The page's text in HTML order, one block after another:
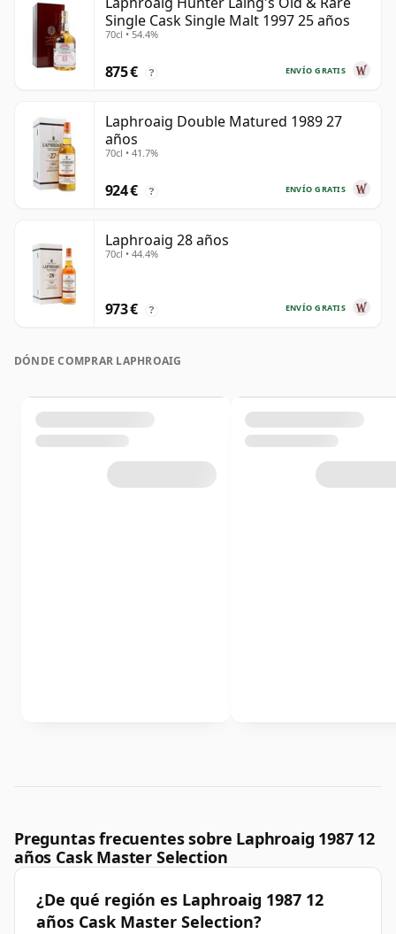
Single Cask Single Malt 1997 25 años
70cl • 54.4%
ENVÍO GRATIS
875 € ?
Laphroaig Double Matured 1989 27
años
70cl • 41.7%
ENVÍO GRATIS
924 € ?
Laphroaig 28 años
70cl • 44.4%
ENVÍO GRATIS
973 € ?
DÓNDE COMPRAR LAPHROAIG
Preguntas frecuentes sobre Laphroaig 1987 12
años Cask Master Selection
¿De qué región es Laphroaig 1987 12
años Cask Master Selection?